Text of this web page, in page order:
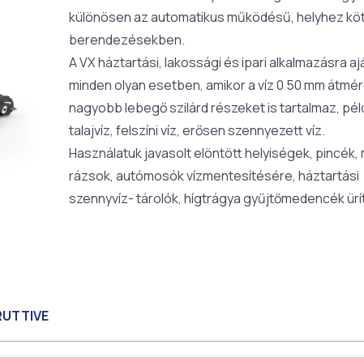
különösen az automatikus működésű, helyhez
berendezésekben.
A VX háztartási, lakossági és ipari alkalmazásra
minden olyan esetben, amikor a víz 0 50 mm
nagyobb lebegő szilárd részeket is tartalmaz,
talajvíz, felszíni víz, erősen szennyezett víz.
Használatuk javasolt elöntött helyiségek, pincék,
rázsok, autómosók vízmentesítésére, háztartási
szennyvíz- tárolók, hígtrágya gyűjtőmedencék